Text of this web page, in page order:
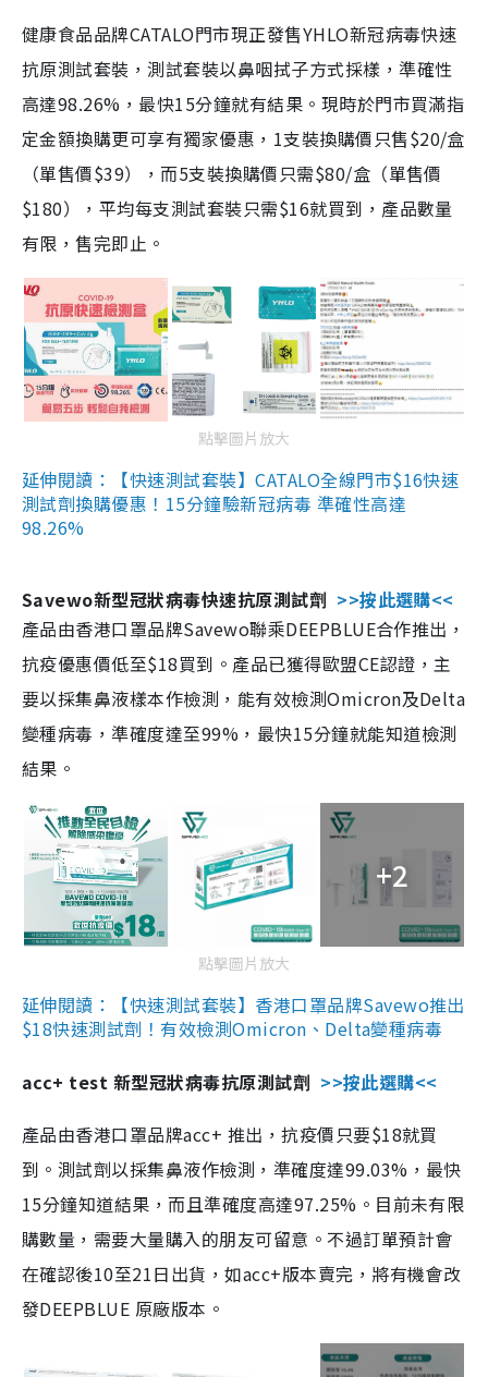
健康食品品牌CATALO門市現正發售YHLO新冠病毒快速
抗原測試套裝，測試套裝以鼻咽拭子方式採樣，準確性
高達98.26%，最快15分鐘就有結果。現時於門市買滿指
定金額換購更可享有獨家優惠，1支裝換購價只售$20/盒
（單售價$39），而5支裝換購價只需$80/盒（單售價
$180），平均每支測試套裝只需$16就買到，產品數量
有限，售完即止。
點擊圖片放大
延伸閱讀：【快速測試套裝】CATALO全線門市$16快速
測試劑換購優惠！15分鐘驗新冠病毒 準確性高達
98.26%
Savewo新型冠狀病毒快速抗原測試劑 >>按此選購<<
產品由香港口罩品牌Savewo聯乘DEEPBLUE合作推出，
抗疫優惠價低至$18買到。產品已獲得歐盟CE認證，主
要以採集鼻液樣本作檢測，能有效檢測Omicron及Delta
變種病毒，準確度達至99%，最快15分鐘就能知道檢測
結果。
+2
點擊圖片放大
延伸閱讀：【快速測試套裝】香港口罩品牌Savewo推出
$18快速測試劑！有效檢測Omicron、Delta變種病毒
acc+ test 新型冠狀病毒抗原測試劑 >>按此選購<<
產品由香港口罩品牌acc+ 推出，抗疫價只要$18就買
到。測試劑以採集鼻液作檢測，準確度達99.03%，最快
15分鐘知道結果，而且準確度高達97.25%。目前未有限
購數量，需要大量購入的朋友可留意。不過訂單預計會
在確認後10至21日出貨，如acc+版本賣完，將有機會改
發DEEPBLUE 原廠版本。